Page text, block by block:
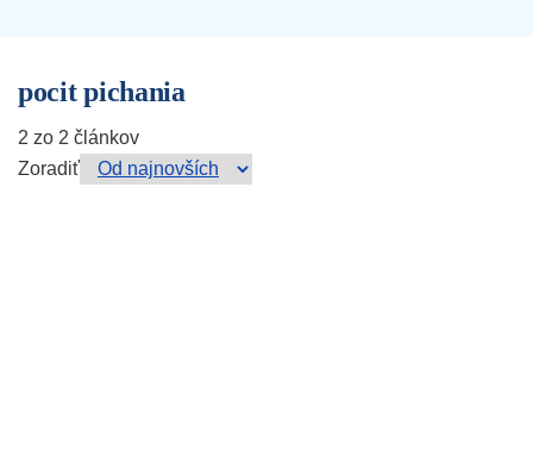
pocit pichania
2 zo 2 článkov
Zoradiť